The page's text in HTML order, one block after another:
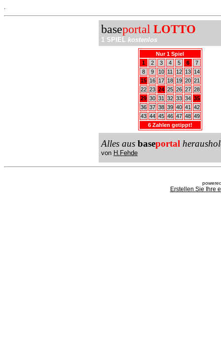
baseportal LOTTO
1 SPIEL kostenlos
Nur 1 Spiel
1
2 3 4 5 6
7
8
9 10 11 12 13
14
15
16 17 18 19 20 21
22 23 24 25 26 27 28
29 30 31 32 33 34 35
36 37 38 39 40 41
42
43 44 45 46 47 48 49
6 Zahlen getippt!
Alles aus baseportal
von H.Fehde
Erstellen Sie Ihre